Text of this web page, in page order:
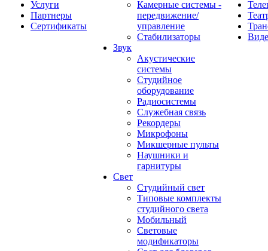
Услуги
Партнеры
Сертификаты
Камерные системы -
передвижение/
управление
Стабилизаторы
Звук
Акустические
системы
Студийное
оборудование
Радиосистемы
Служебная связь
Рекордеры
Микрофоны
Микшерные пульты
Наушники и
гарнитуры
Свет
Студийный свет
Типовые комплекты
студийного света
Мобильный
Световые
модификаторы